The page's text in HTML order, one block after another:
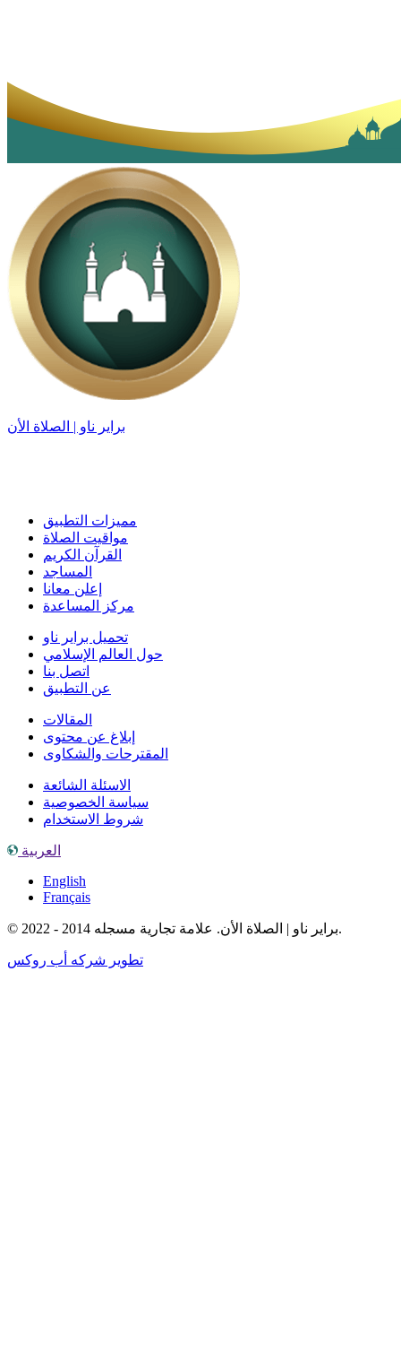
براير ناو | الصلاة الأن
مميزات التطبيق
مواقيت الصلاة
القرآن الكريم
المساجد
إعلن معانا
مركز المساعدة
تحميل براير ناو
حول العالم الإسلامي
اتصل بنا
عن التطبيق
المقالات
إبلاغ عن محتوى
المقترحات والشكاوى
الاسئلة الشائعة
سياسة الخصوصية
شروط الاستخدام
العربية
English
Français
© براير ناو | الصلاة الأن. علامة تجارية مسجله 2014 - 2022.
تطوير شركه أب روكس